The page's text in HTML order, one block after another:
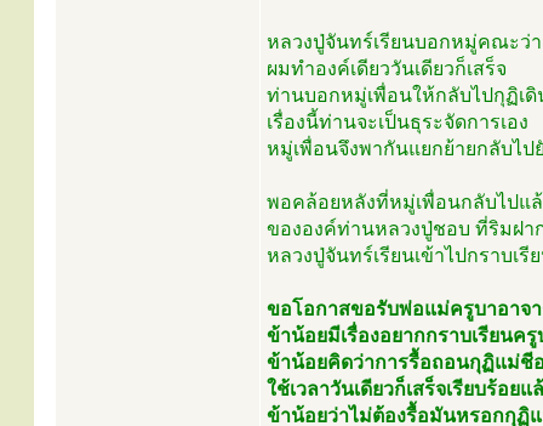
หลวงปู่จันทร์เรียนบอกหมู่คณะว่า
ผมทำองค์เดียววันเดียวก็เสร็จ
ท่านบอกหมู่เพื่อนให้กลับไปกุฏิเดิ
เรื่องนี้ท่านจะเป็นธุระจัดการเอง
หมู่เพื่อนจึงพากันแยกย้ายกลับไป
พอคล้อยหลังที่หมู่เพื่อนกลับไปแ
ขององค์ท่านหลวงปู่ชอบ ที่ริมฝา
หลวงปู่จันทร์เรียนเข้าไปกราบเ
ขอโอกาสขอรับพ่อแม่ครูบาอาจ
ข้าน้อยมีเรื่องอยากกราบเรียนค
ข้าน้อยคิดว่าการรื้อถอนกุฏิแม่ชี
ใช้เวลาวันเดียวก็เสร็จเรียบร้อ
ข้าน้อยว่าไม่ต้องรื้อมันหรอกกุฏิแ